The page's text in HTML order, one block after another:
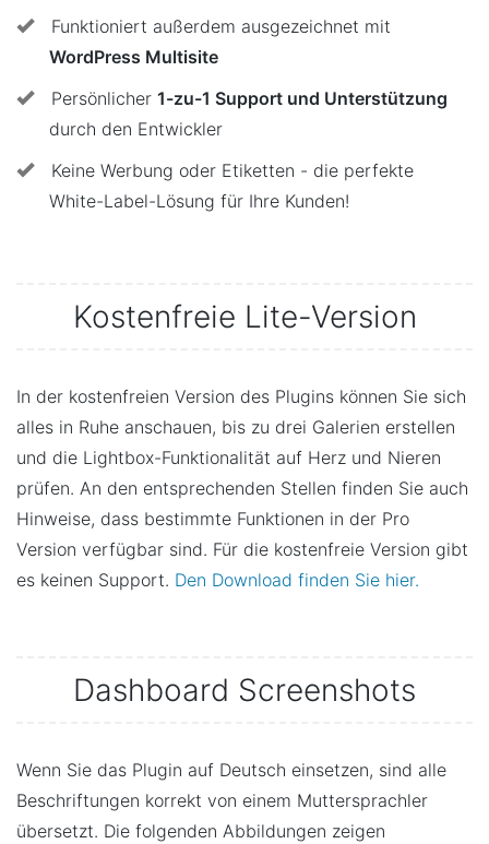
Funktioniert außerdem ausgezeichnet mit
WordPress Multisite
Persönlicher 1-zu-1 Support und Unterstützung
durch den Entwickler
Keine Werbung oder Etiketten - die perfekte
White-Label-Lösung für Ihre Kunden!
Kostenfreie Lite-Version
In der kostenfreien Version des Plugins können Sie sich
alles in Ruhe anschauen, bis zu drei Galerien erstellen
und die Lightbox-Funktionalität auf Herz und Nieren
prüfen. An den entsprechenden Stellen finden Sie auch
Hinweise, dass bestimmte Funktionen in der Pro
Version verfügbar sind. Für die kostenfreie Version gibt
es keinen Support. Den Download finden Sie hier.
Dashboard Screenshots
Wenn Sie das Plugin auf Deutsch einsetzen, sind alle
Beschriftungen korrekt von einem Muttersprachler
übersetzt. Die folgenden Abbildungen zeigen